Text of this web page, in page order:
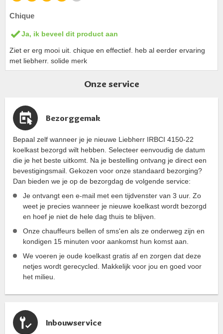
Chique
Ja, ik beveel dit product aan
Ziet er erg mooi uit. chique en effectief. heb al eerder ervaring
met liebherr. solide merk
Onze service
Bezorggemak
Bepaal zelf wanneer je je nieuwe Liebherr IRBCI 4150-22
koelkast bezorgd wilt hebben. Selecteer eenvoudig de datum
die je het beste uitkomt. Na je bestelling ontvang je direct een
bevestigingsmail. Gekozen voor onze standaard bezorging?
Dan bieden we je op de bezorgdag de volgende service:
Je ontvangt een e-mail met een tijdvenster van 3 uur. Zo
weet je precies wanneer je nieuwe koelkast wordt bezorgd
en hoef je niet de hele dag thuis te blijven.
Onze chauffeurs bellen of sms'en als ze onderweg zijn en
kondigen 15 minuten voor aankomst hun komst aan.
We voeren je oude koelkast gratis af en zorgen dat deze
netjes wordt gerecycled. Makkelijk voor jou en goed voor
het milieu.
Inbouwservice